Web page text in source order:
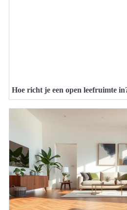
Hoe richt je een open leefruimte